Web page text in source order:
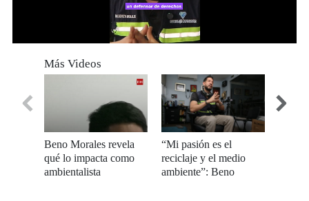
seconds
Más Videos
Beno Morales revela
qué lo impacta como
ambientalista
“Mi pasión es el
reciclaje y el medio
ambiente”: Beno